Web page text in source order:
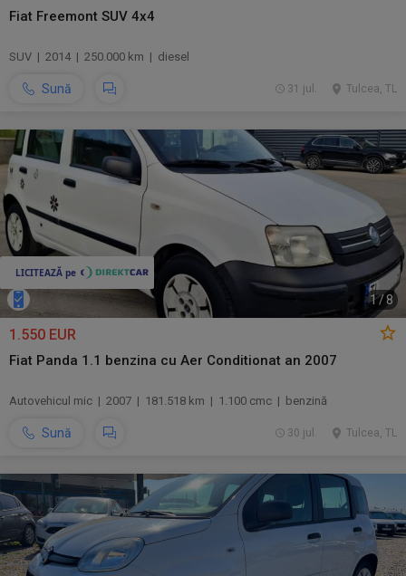
Fiat Freemont SUV 4x4
SUV | 2014 | 250.000 km | diesel
Sună Tulcea, TL
31 jul.
1/8
1.550 EUR
Fiat Panda 1.1 benzina cu Aer Conditionat an 2007
Autovehicul mic | 2007 | 181.518 km | 1.100 cmc | benzină
Sună Tulcea, TL
30 jul.